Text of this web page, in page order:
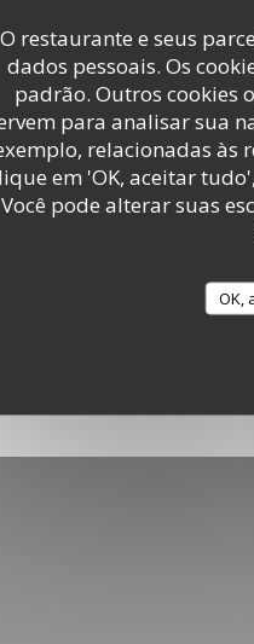
O restaurante e seus
dados pessoais. Os
padrão. Outros cookies
para analisar sua
relacionadas às
em 'OK, aceitar
Você pode alterar suas
OK,
no local "House" em
para viagem foram
em chá de renome; Lydia
irão desfrutar de um
estão conversando sobre o
iguarias O anjo!
DESCUBRA A ÁREA